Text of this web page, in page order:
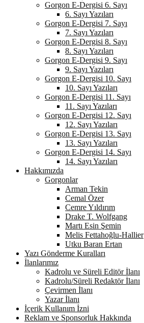
Gorgon E-Dergisi 6. Sayı
6. Sayı Yazıları
Gorgon E-Dergisi 7. Sayı
7. Sayı Yazıları
Gorgon E-Dergisi 8. Sayı
8. Sayı Yazıları
Gorgon E-Dergisi 9. Sayı
9. Sayı Yazıları
Gorgon E-Dergisi 10. Sayı
10. Sayı Yazıları
Gorgon E-Dergisi 11. Sayı
11. Sayı Yazıları
Gorgon E-Dergisi 12. Sayı
12. Sayı Yazıları
Gorgon E-Dergisi 13. Sayı
13. Sayı Yazıları
Gorgon E-Dergisi 14. Sayı
14. Sayı Yazıları
Hakkımızda
Gorgonlar
Arman Tekin
Cemal Özer
Cemre Yıldırım
Drake T. Wolfgang
Martı Esin Şemin
Melis Fettahoğlu-Hallier
Utku Baran Ertan
Yazı Gönderme Kuralları
İlanlarımız
Kadrolu ve Süreli Editör İlanı
Kadrolu/Süreli Redaktör İlanı
Çevirmen İlanı
Yazar İlanı
İçerik Kullanım İzni
Reklam ve Sponsorluk Hakkında